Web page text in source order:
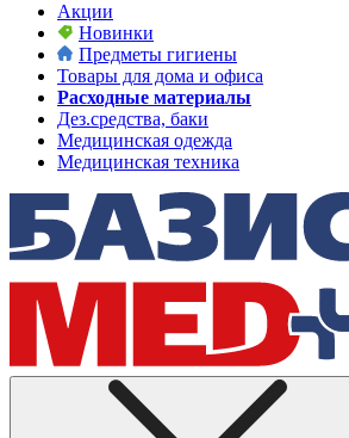
Акции
Новинки
Предметы гигиены
Товары для дома и офиса
Расходные материалы
Дез.средства, баки
Медицинская одежда
Медицинская техника